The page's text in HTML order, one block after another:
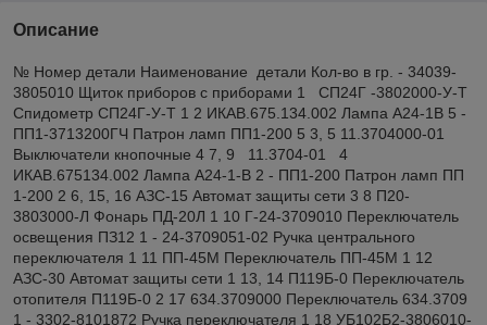
Описание
№ Номер детали Наименование детали Кол-во в гр. - 34039-
3805010 Щиток приборов с приборами 1 СП24Г -3802000-У-Т
Спидометр СП24Г-У-Т 1 2 ИКАВ.675.134.002 Лампа А24-1В 5 -
ПП1-3713200ГЧ Патрон ламп ПП1-200 5 3, 5 11.3704000-01
Выключатели кнопочные 4 7, 9 11.3704-01 4
ИКАВ.675134.002 Лампа А24-1-В 2 - ПП1-200 Патрон ламп ПП
1-200 2 6, 15, 16 АЗС-15 Автомат защиты сети 3 8 П20-
3803000-Л Фонарь ПД-20Л 1 10 Г-24-3709010 Переключатель
освещения ПЗ12 1 - 24-3709051-02 Ручка центрального
переключателя 1 11 ПП-45М Переключатель ПП-45М 1 12
АЗС-30 Автомат защиты сети 1 13, 14 П119Б-0 Переключатель
отопителя П119Б-0 2 17 634.3709000 Переключатель 634.3709
1 - 3302-8101872 Ручка переключателя 1 18 УБ102Б2-3806010-